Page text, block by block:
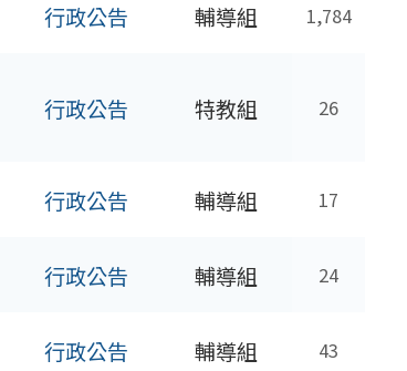
行政公告 輔導組 1,784
行政公告 特教組 26
行政公告 輔導組 17
行政公告 輔導組 24
行政公告 輔導組 43